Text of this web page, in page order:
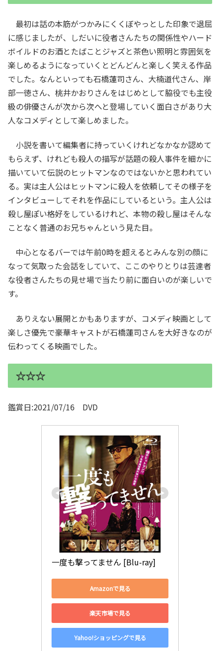
最初は話の本筋がつかみにくくぼやっとした印象で退屈
に感じましたが、しだいに役者さんたちの関係性やハード
ボイルドのお酒とたばことジャズと茶色い照明と雰囲気を
楽しめるようになっていくとどんどんと楽しく笑える作品
でした。なんといっても石橋蓮司さん、大楠道代さん、岸
部一徳さん、桃井かおりさんをはじめとして脇役でも主役
級の俳優さんが次から次へと登場していく面白さがあり大
人なコメディとして楽しめました。
小説を書いて編集者に持っていくけれどなかなか認めて
もらえず、けれども殺人の描写が話題の殺人事件を細かに
描いていて伝説のヒットマンなのではないかと思われてい
る。実は主人公はヒットマンに殺人を依頼してその様子を
インタビューしてそれを作品にしているという。主人公は
殺し屋ぽい格好をしているけれど、本物の殺し屋はそんな
ことなく普通のお兄ちゃんという見た目。
中心となるバーでは午前0時を超えるとみんな別の顔に
なって気取った会話をしていて、ここのやりとりは芸達者
な役者さんたちの見せ場で当たり前に面白いのが楽しいで
す。
ありえない展開とかもありますが、コメディ映画として
楽しさ優先で豪華キャストが石橋蓮司さんを大好きなのが
伝わってくる映画でした。
☆☆☆
鑑賞日:2021/07/16 DVD
一度も撃ってません [Blu-ray]
Amazonで見る
楽天市場で見る
Yahoo!ショッピングで見る